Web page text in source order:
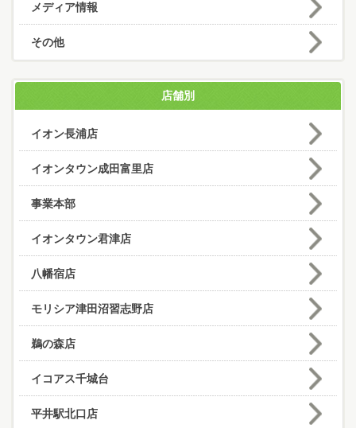
メディア情報
その他
店舗別
イオン長浦店
イオンタウン成田富里店
事業本部
イオンタウン君津店
八幡宿店
モリシア津田沼習志野店
鵜の森店
イコアス千城台
平井駅北口店